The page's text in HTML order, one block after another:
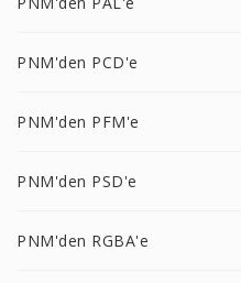
PNM'den PCD'e
PNM'den PFM'e
PNM'den PSD'e
PNM'den RGBA'e